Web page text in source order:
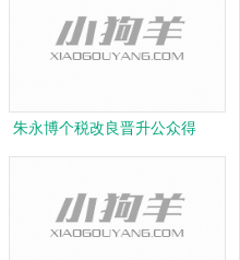
朱永博个税改良晋升公众得